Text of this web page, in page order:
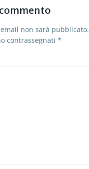
non sarà pubblicato.
contrassegnati *